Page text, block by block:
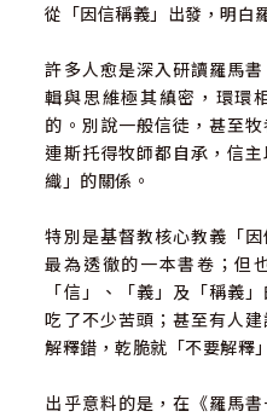
從「因信稱義」出發，明白
許多人愈是深入研讀羅馬
輯與思維極其縝密，環環
的。別說一般信徒，甚至
連斯托得牧師都自承，信
織」的關係。
特別是基督教核心教義「
最為透徹的一本書卷；但
「信」、「義」及「稱義
吃了不少苦頭；甚至有人
解釋錯，乾脆就「不要解釋
出乎意料的是，在《羅馬